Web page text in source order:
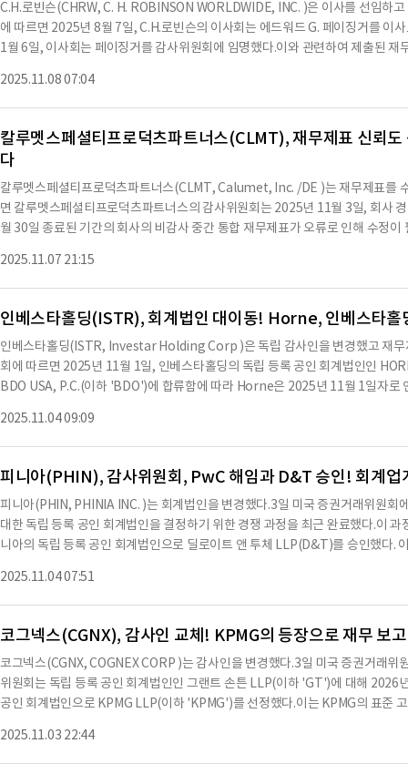
달러의 손실을 인식할 것으로 예상하며, 발행 관련 비용은 약 170만 달러에 이
변화를 초래했으며, 누적 효과로 인해 추가 납입 자본이 40만 2천 달러 증가하
오류는 총 현금, 수익 또는 운영 성과에는 영향을 미치지 않는다.또한, 회사는 개
대한 약점을 확인했다. 회사는
C.H.로빈슨(CHRW, C. H. ROBINSON WORLDWIDE, INC. )은 이사를 선임하
에 따르면 2025년 8월 7일, C.H.로빈슨의 이사회는 에드워드 G. 페이징거를 이
1월 6일, 이사회는 페이징거를 감사위원회에 임명했다.이와 관련하여 제출된
성되었으며, 서명자는 도로시 G. 케이퍼스이다.그녀는 C.H.로빈슨의 최고 법률
를 이용하여 요약한 내용으로 수치나 문맥상 요약이 컨텐츠 원문과 다를 수 있습
컨텐츠 원문을 필히 필독하시기 바랍니다.
2025.11.08 07:04
칼루멧스페셜티프로덕츠파트너스(CLMT), 재무제표 신뢰
다
칼루멧스페셜티프로덕츠파트너스(CLMT, Calumet, Inc. /DE )는 재무제표를
면 칼루멧스페셜티프로덕츠파트너스의 감사위원회는 2025년 11월 3일, 회사
월 30일 종료된 기간의 회사의 비감사 중간 통합 재무제표가 오류로 인해 수정
는 과정에서, 비감사 기간 동안의 현금 흐름표에서 특정 금액의 분류 오류를 발
무 활동에서의 현금 흐름 간의 잘못된 분류로 인해 발생하였다. 이 오류는 수익,
았다. 잘못된 분류는 회사의 부채 상환 비용과 재고 금융 계약과 관련이 있었다.
및 검토와 관련된 새로운 중대한 약점에서 기인한 것이라고 판단하였다. 회사
동에서 사용된 순 현금이 1억 1,060만 달러, 2025년 6월 30일 종료된 6개월 동
러, 재무 활동에서 제공된 순 현금이 1억 9,030만 달러, 2025년 6월 30일 종료
8,850만 달러라고 보고하였다.위에서 언급한 잘못된 분류 오류의 수정은 2025
이 2,930만
2025.11.07 21:15
인베스타홀딩(ISTR), 회계법인 대이동! Horne, 인베스타홀
인베스타홀딩(ISTR, Investar Holding Corp )은 독립 감사인을 변경했고 재무
회에 따르면 2025년 11월 1일, 인베스타홀딩의 독립 등록 공인 회계법인인
BDO USA, P.C.(이하 'BDO')에 합류함에 따라 Horne은 2025년 11월 1일자로
ne은 2024년 및 2023년 회계연도에 대한 인베스타홀딩의 재무제표에 대해 부
또는 회계 원칙에 대한 수정 없이 보고서를 제출했다.2024년 및 2023년 회계연
홀딩과 Horne 간에 회계 원칙이나 관행, 재무제표 공시, 감사 범위 또는 절차에
다.Horne은 감사 보고서에서 해당 이견을 언급했을 것이다.Horne은 인베스타
(1)(v)에 명시된 사항에 대해 인베스타홀딩에 조언하지 않았다.인베스타홀딩은
Horne에 사본을 제공하고, Horne이 위의 진술에 동의하는지 여부를 SEC에
e의 편지 사본은 본 문서의 부록 16.1로 제출되었다.인베스타홀딩의 최근 두 회
능한 사건에 대한 사항이 없
2025.11.04 09:09
피니아(PHIN), 감사위원회, PwC 해임과 D&T 승인! 회계업
피니아(PHIN, PHINIA INC. )는 회계법인을 변경했다.3일 미국 증권거래위원회
대한 독립 등록 공인 회계법인을 결정하기 위한 경쟁 과정을 최근 완료했다.이
니아의 독립 등록 공인 회계법인으로 딜로이트 앤 투체 LLP(D&T)를 승인했다.
의 해임을 승인했다. PwC는 2025년 12월 31일로 종료되는 회계연도 동안 피니
이다.PwC의 해임은 2025년 12월 31일로 종료되는 회계연도의 피니아의 연결
회계연도에 대한 피니아의 연례 보고서(Form 10-K)가 제출된 후에 효력이 발
의 구체적인 날짜와 규정 S-K의 항목 304(a)에 따라 요구되는 공시의 업데이트
12월 31일 및 2023년 12월 31일로 종료된 회계연도에 대한 피니아의 연결 재
면책 조항이 없었으며, 불확실성, 감사 범위 또는 회계 원칙에 대해 자격이 부여
와 이 현재 보고서(Form 8-K) 날짜까지의 이후 중간 기간 동안, 피니아와 PwC
었다.피니아는 PwC에게 이 현
2025.11.04 07:51
코그넥스(CGNX), 감사인 교체! KPMG의 등장으로 재무 보
코그넥스(CGNX, COGNEX CORP )는 감사인을 변경했다.3일 미국 증권거래
위원회는 독립 등록 공인 회계법인인 그랜트 손튼 LLP(이하 'GT')에 대해 2026
공인 회계법인으로 KPMG LLP(이하 'KPMG')를 선정했다.이는 KPMG의 표준
며, 광범위한 평가 과정을 거쳐 KPMG를 선택했다.GT는 2025년 12월 31일 종
감사하기 위해 이전에 계약을 체결한 바 있다.KPMG의 임명은 2025년 12월 31
2025.11.03 22:44